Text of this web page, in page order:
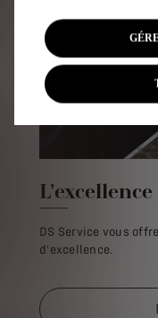
DS Service vous
d'excellence.